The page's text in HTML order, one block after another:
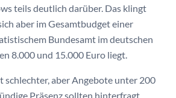
teils deutlich darüber. Das klingt
aber im Gesamtbudget einer
Bundesamt im deutschen
8.000 und 15.000 Euro liegt.
aber Angebote unter 200
Präsenz sollten hinterfragt